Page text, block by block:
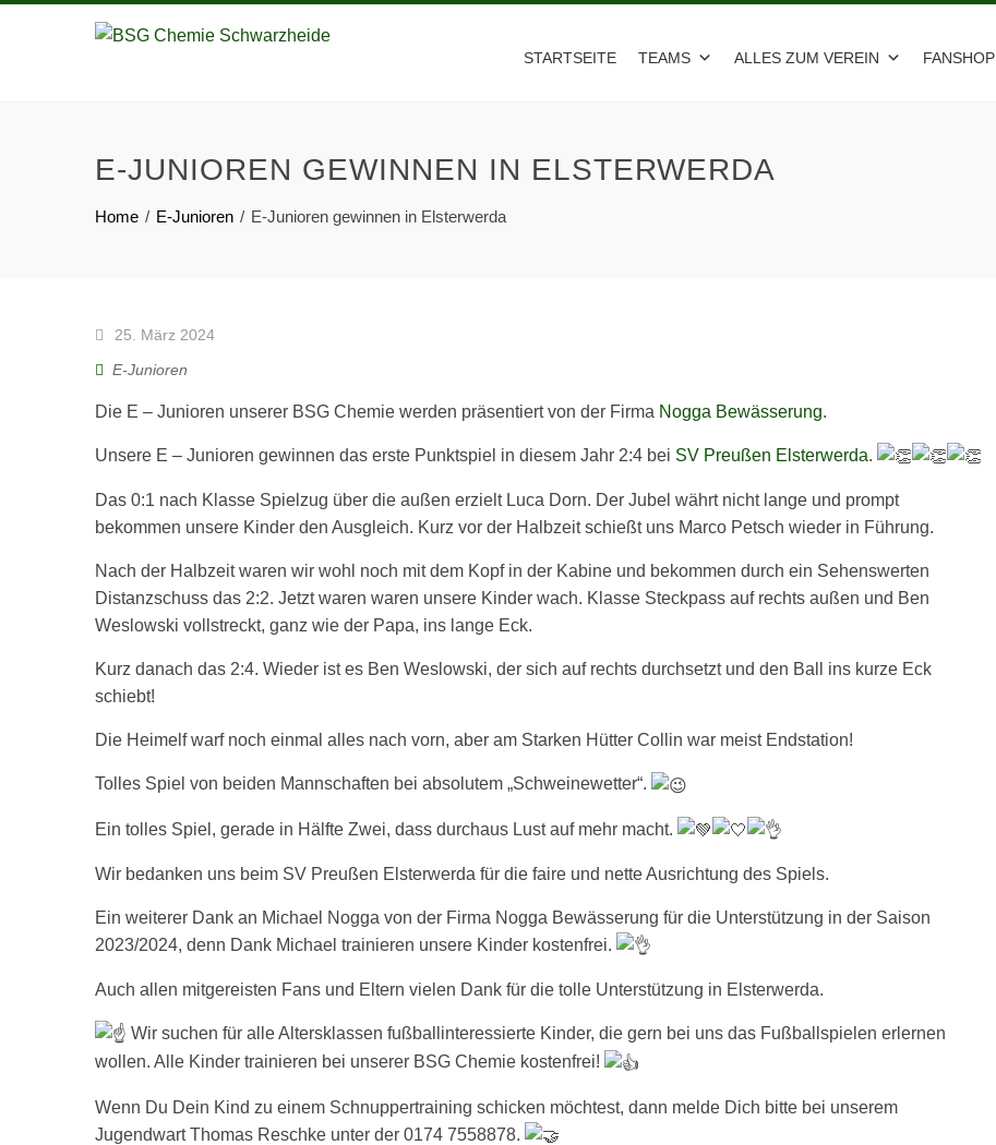
STARTSEITE TEAMS ALLES ZUM VEREIN FANSHOP
E-JUNIOREN GEWINNEN IN ELSTERWERDA
Home E-Junioren E-Junioren gewinnen in Elsterwerda
25. März 2024
E-Junioren
Die E – Junioren unserer BSG Chemie werden präsentiert von der Firma Nogga Bewässerung.
Unsere E – Junioren gewinnen das erste Punktspiel in diesem Jahr 2:4 bei SV Preußen Elsterwerda.
Das 0:1 nach Klasse Spielzug über die außen erzielt Luca Dorn. Der Jubel währt nicht lange und prompt
bekommen unsere Kinder den Ausgleich. Kurz vor der Halbzeit schießt uns Marco Petsch wieder in Führung.
Nach der Halbzeit waren wir wohl noch mit dem Kopf in der Kabine und bekommen durch ein Sehenswerten
Distanzschuss das 2:2. Jetzt waren waren unsere Kinder wach. Klasse Steckpass auf rechts außen und Ben
Weslowski vollstreckt, ganz wie der Papa, ins lange Eck.
Kurz danach das 2:4. Wieder ist es Ben Weslowski, der sich auf rechts durchsetzt und den Ball ins kurze Eck
schiebt!
Die Heimelf warf noch einmal alles nach vorn, aber am Starken Hütter Collin war meist Endstation!
Tolles Spiel von beiden Mannschaften bei absolutem „Schweinewetter“.
Ein tolles Spiel, gerade in Hälfte Zwei, dass durchaus Lust auf mehr macht.
Wir bedanken uns beim SV Preußen Elsterwerda für die faire und nette Ausrichtung des Spiels.
Ein weiterer Dank an Michael Nogga von der Firma Nogga Bewässerung für die Unterstützung in der Saison
2023/2024, denn Dank Michael trainieren unsere Kinder kostenfrei.
Auch allen mitgereisten Fans und Eltern vielen Dank für die tolle Unterstützung in Elsterwerda.
Wir suchen für alle Altersklassen fußballinteressierte Kinder, die gern bei uns das Fußballspielen erlernen
wollen. Alle Kinder trainieren bei unserer BSG Chemie kostenfrei!
Wenn Du Dein Kind zu einem Schnuppertraining schicken möchtest, dann melde Dich bitte bei unserem
Jugendwart Thomas Reschke unter der 0174 7558878.